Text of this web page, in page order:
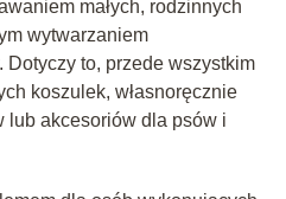
małych, rodzinnych
wytwarzaniem
to, przede wszystkim
koszulek, własnoręcznie
lub akcesoriów dla psów i